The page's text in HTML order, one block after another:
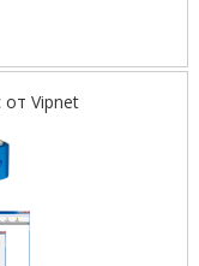
от Vipnet